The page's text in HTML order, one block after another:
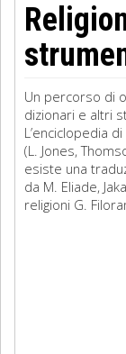
Un percorso di
dizionari e altri
L’enciclopedia
(L. Jones,
esiste una
da M. Eliade,
religioni G.